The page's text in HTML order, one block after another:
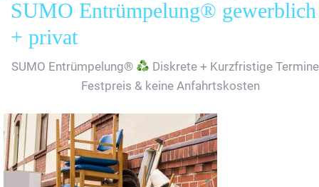
SUMO Entrümpelung® gewerblich
+ privat
SUMO Entrümpelung®
Diskrete + Kurzfristige
Festpreis & keine Anfahrtskosten